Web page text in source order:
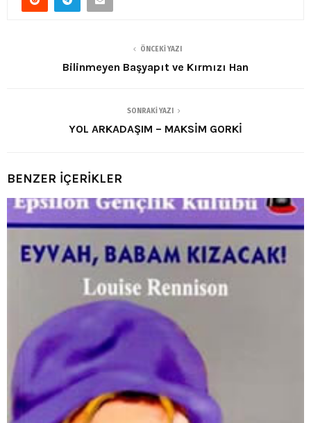
ÖNCEKI YAZI
Bilinmeyen Başyapıt ve Kırmızı Han
SONRAKI YAZI
YOL ARKADAŞIM – MAKSİM GORKİ
BENZER İÇERİKLER